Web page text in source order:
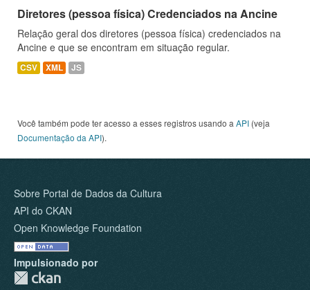
Diretores (pessoa física) Credenciados na Ancine
Relação geral dos diretores (pessoa física) credenciados na
Ancine e que se encontram em situação regular.
CSV XML JS
Você também pode ter acesso a esses registros usando a API (veja
Documentação da API).
Sobre Portal de Dados da Cultura
API do CKAN
Open Knowledge Foundation
Impulsionado por